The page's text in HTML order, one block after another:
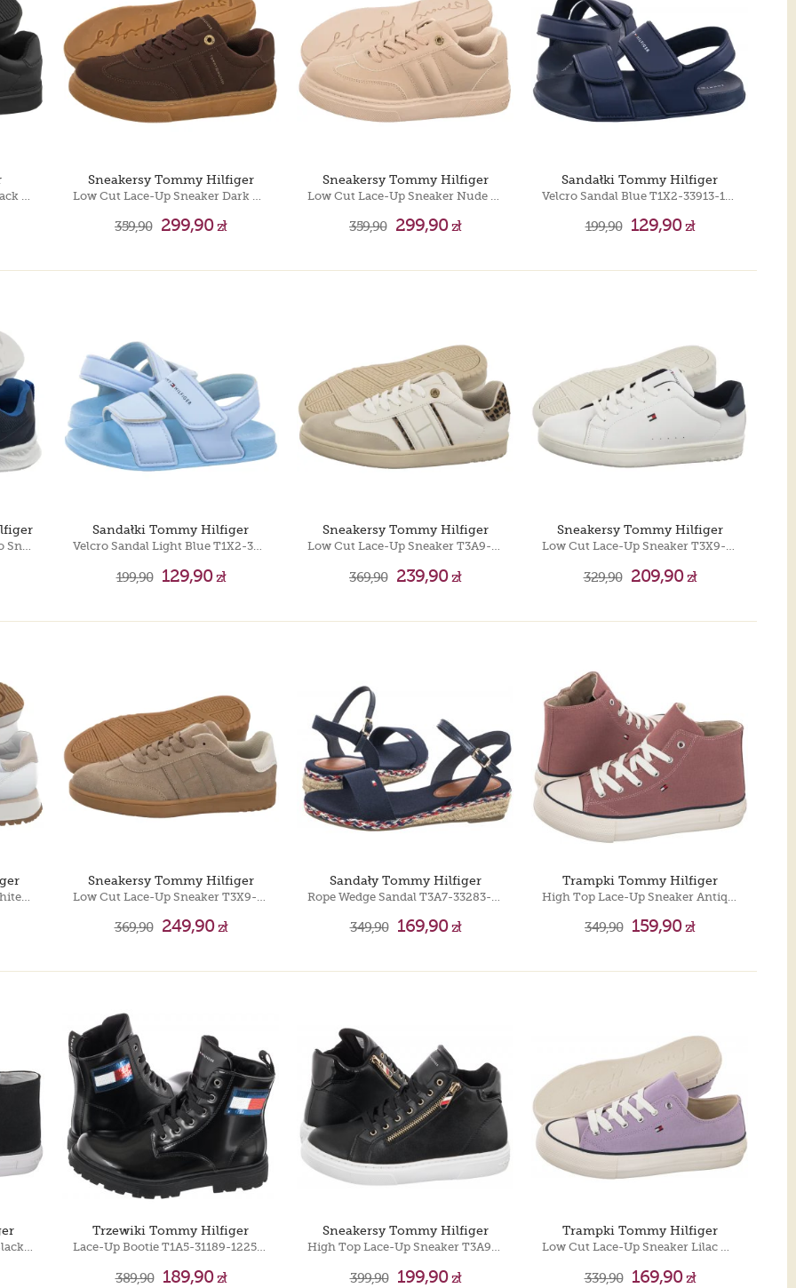
Timberland 6 IN
Puma Motorsport
Timberland 6 IN
Sneakersy Tommy Hilfiger
359,90 299,90zł
Sneakersy Tommy Hilfiger
359,90 299,90zł
Sandałki Tommy Hilfiger
199,90 129,90zł
Flag Low Cut Lave-Up/Velcro Sneaker T1X9-34369-1843800
Sandałki Tommy Hilfiger
Velcro Sandal Light Blue T1X2-33913-1172 812
199,90 129,90zł
Sneakersy Tommy Hilfiger
Low Cut Lace-Up Sneaker T3A9-33974-1842 A472 Off White/Beige
369,90 239,90zł
Sneakersy Tommy Hilfiger
Low Cut Lace-Up Sneaker T3X9-34073-1355 X336 White/Blue
329,90 209,90zł
Sneakersy Tommy Hilfiger
369,90 249,90zł
Sandały Tommy Hilfiger
349,90 169,90zł
Trampki Tommy Hilfiger
349,90 159,90zł
High Top Lace-Up Sneaker Black T3A4-32119-0890 999
Trzewiki Tommy Hilfiger
Lace-Up Bootie T1A5-31189-1225 999 Black
389,90 189,90zł
Sneakersy Tommy Hilfiger
High Top Lace-Up Sneaker T3A9-32317-1434 999 Black
399,90 199,90zł
Trampki Tommy Hilfiger
Low Cut Lace-Up Sneaker Lilac T3A4-32118-0890 348
339,90 169,90zł